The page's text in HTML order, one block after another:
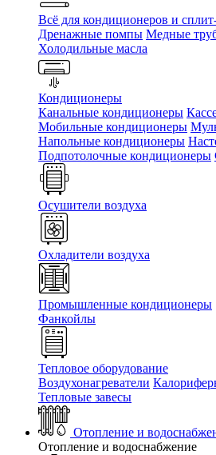
Всё для кондиционеров и
Дренажные помпы Медные
Холодильные масла
Кондиционеры
Канальные кондиционеры
Мобильные кондиционеры
Напольные кондиционеры
Подпотолочные кондиционеры
Осушители воздуха
Охладители воздуха
Промышленные кондиционеры
Фанкойлы
Тепловое оборудование
Воздухонагреватели
Тепловые завесы
Отопление и
Отопление и водоснабжение